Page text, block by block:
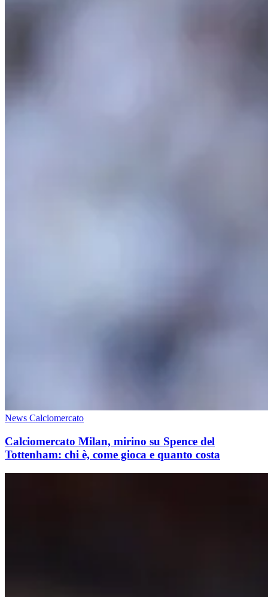
News Calciomercato
Calciomercato Milan, mirino su Spence del
Tottenham: chi è, come gioca e quanto costa